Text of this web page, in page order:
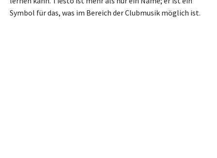
Symbol für das, was im Bereich der Clubmusik möglich ist.